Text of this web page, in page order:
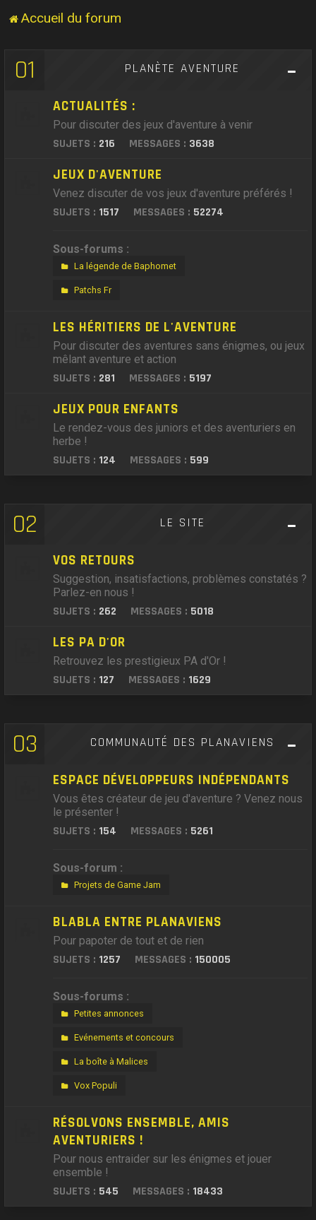
Accueil du forum
01 PLANÈTE AVENTURE
ACTUALITÉS :
Pour discuter des jeux d'aventure à venir
SUJETS : 216 MESSAGES : 3638
JEUX D'AVENTURE
Venez discuter de vos jeux d'aventure préférés !
SUJETS : 1517 MESSAGES : 52274
Sous-forums :
La légende de Baphomet
Patchs Fr
LES HÉRITIERS DE L'AVENTURE
Pour discuter des aventures sans énigmes, ou jeux
mêlant aventure et action
SUJETS : 281 MESSAGES : 5197
JEUX POUR ENFANTS
Le rendez-vous des juniors et des aventuriers en
herbe !
SUJETS : 124 MESSAGES : 599
02 LE SITE
VOS RETOURS
Suggestion, insatisfactions, problèmes constatés ?
Parlez-en nous !
SUJETS : 262 MESSAGES : 5018
LES PA D'OR
Retrouvez les prestigieux PA d'Or !
SUJETS : 127 MESSAGES : 1629
03 COMMUNAUTÉ DES PLANAVIENS
ESPACE DÉVELOPPEURS INDÉPENDANTS
Vous êtes créateur de jeu d'aventure ? Venez nous
le présenter !
SUJETS : 154 MESSAGES : 5261
Sous-forum :
Projets de Game Jam
BLABLA ENTRE PLANAVIENS
Pour papoter de tout et de rien
SUJETS : 1257 MESSAGES : 150005
Sous-forums :
Petites annonces
Evénements et concours
La boîte à Malices
Vox Populi
RÉSOLVONS ENSEMBLE, AMIS
AVENTURIERS !
Pour nous entraider sur les énigmes et jouer
ensemble !
SUJETS : 545 MESSAGES : 18433